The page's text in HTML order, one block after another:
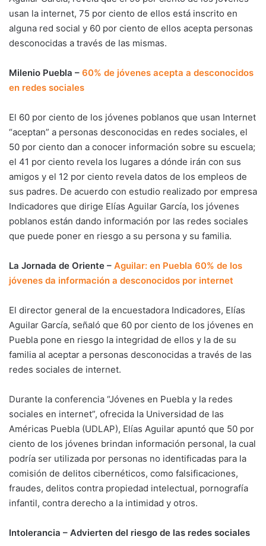
usan la internet, 75 por ciento de ellos está inscrito en
alguna red social y 60 por ciento de ellos acepta personas
desconocidas a través de las mismas.
Milenio Puebla – 60% de jóvenes acepta a desconocidos
en redes sociales
El 60 por ciento de los jóvenes poblanos que usan Internet
“aceptan” a personas desconocidas en redes sociales, el
50 por ciento dan a conocer información sobre su escuela;
el 41 por ciento revela los lugares a dónde irán con sus
amigos y el 12 por ciento revela datos de los empleos de
sus padres. De acuerdo con estudio realizado por empresa
Indicadores que dirige Elías Aguilar García, los jóvenes
poblanos están dando información por las redes sociales
que puede poner en riesgo a su persona y su familia.
La Jornada de Oriente – Aguilar: en Puebla 60% de los
jóvenes da información a desconocidos por internet
El director general de la encuestadora Indicadores, Elías
Aguilar García, señaló que 60 por ciento de los jóvenes en
Puebla pone en riesgo la integridad de ellos y la de su
familia al aceptar a personas desconocidas a través de las
redes sociales de internet.
Durante la conferencia “Jóvenes en Puebla y la redes
sociales en internet”, ofrecida la Universidad de las
Américas Puebla (UDLAP), Elías Aguilar apuntó que 50 por
ciento de los jóvenes brindan información personal, la cual
podría ser utilizada por personas no identificadas para la
comisión de delitos cibernéticos, como falsificaciones,
fraudes, delitos contra propiedad intelectual, pornografía
infantil, contra derecho a la intimidad y otros.
Intolerancia – Advierten del riesgo de las redes sociales